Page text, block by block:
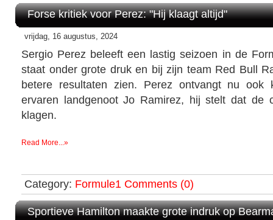
Forse kritiek voor Perez: "Hij klaagt altijd"
vrijdag, 16 augustus, 2024
Sergio Perez beleeft een lastig seizoen in de
staat onder grote druk en bij zijn team Red Bull
betere resultaten zien. Perez ontvangt nu ook
ervaren landgenoot Jo Ramirez, hij stelt dat de
klagen.
Read More...»
Category: Formule1 Comments (0)
Sportieve Hamilton maakte grote indruk op